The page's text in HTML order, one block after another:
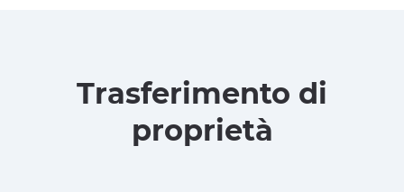
Trasferimento di
proprietà